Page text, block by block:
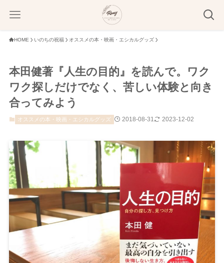
HOME いのちの祝福 オススメの本・映画・エシカルグッズ
本田健著『人生の目的』を読んで。ワク
ワク探しだけでなく、苦しい体験と向き
合ってみよう
オススメの本・映画・エシカルグッズ 2018-08-31 2023-12-02